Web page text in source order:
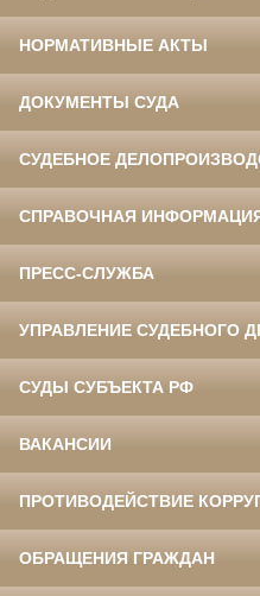
НОРМАТИВНЫЕ АКТЫ
ДОКУМЕНТЫ СУДА
СУДЕБНОЕ
СПРАВОЧНАЯ
ПРЕСС-СЛУЖБА
УПРАВЛЕНИЕ СУДЕБНОГО
СУДЫ СУБЪЕКТА РФ
ВАКАНСИИ
ПРОТИВОДЕЙСТВИЕ
ОБРАЩЕНИЯ ГРАЖДАН